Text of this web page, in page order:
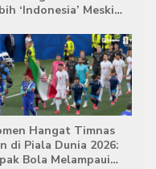
‘Indonesia’ Meski
Hangat Timnas
di Piala Dunia 2026:
Bola Melampaui